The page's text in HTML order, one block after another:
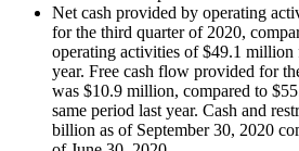
Net cash provided by operating
for the third quarter of 2020,
operating activities of $49.1 million
year. Free cash flow provided for
was $10.9 million, compared to
same period last year. Cash and
billion as of September 30, 2020